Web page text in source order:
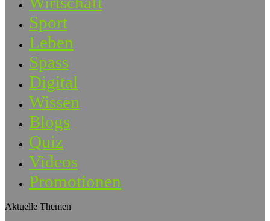
Sport
Leben
Spass
Digital
Wissen
Blogs
Quiz
Videos
Promotionen
Aktuelle Themen